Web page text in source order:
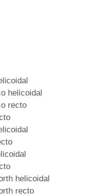
helicoidal
recto
helicoidal
recto